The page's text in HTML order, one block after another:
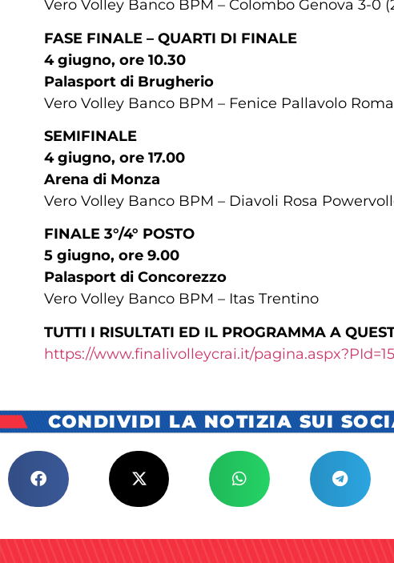
Vero Volley Banco BPM – Colombo Genova 3-0
FASE FINALE – QUARTI DI FINALE
4 giugno, ore 10.30
Palasport di Brugherio
Vero Volley Banco BPM – Fenice Pallavolo Roma
SEMIFINALE
4 giugno, ore 17.00
Arena di Monza
Vero Volley Banco BPM – Diavoli Rosa
FINALE 3°/4° POSTO
5 giugno, ore 9.00
Palasport di Concorezzo
Vero Volley Banco BPM – Itas Trentino
TUTTI I RISULTATI ED IL PROGRAMMA A
https://www.finalivolleycrai.it/
CONDIVIDI LA NOTIZIA SUI